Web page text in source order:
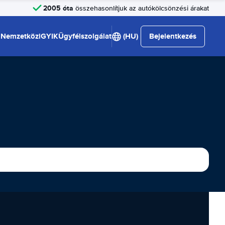
2005 óta összehasonlítjuk az autókölcsönzési árakat
NemzetköziGYIKÜgyfélszolgálat (HU) Bejelentkezés